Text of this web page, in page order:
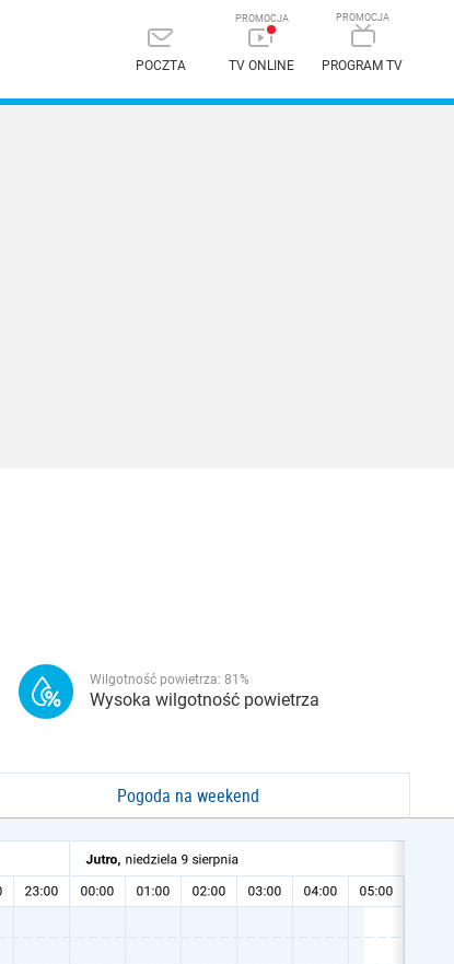
POCZTA TV ONLINE PROGRAM TV
Wilgotność powietrza: 81 %
Wysoka wilgotność powietrza
Pogoda na weekend